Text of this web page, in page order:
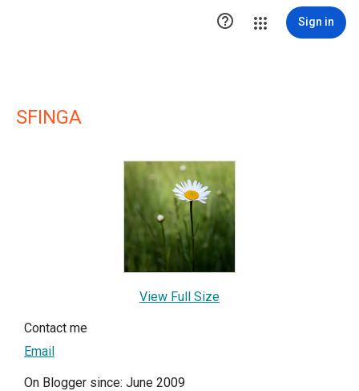
 Sign in
SFINGA
View Full Size
Contact me
Email
On Blogger since: June 2009